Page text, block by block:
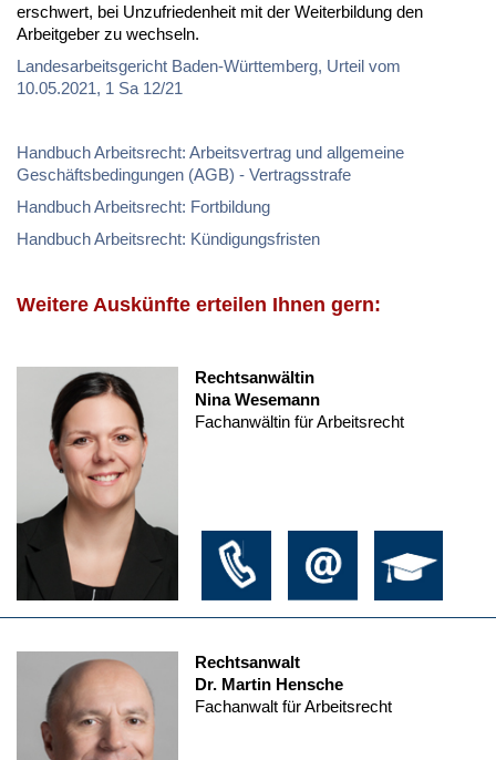
erschwert, bei Unzufriedenheit mit der Weiterbildung den
Arbeitgeber zu wechseln.
Landesarbeitsgericht Baden-Württemberg, Urteil vom
10.05.2021, 1 Sa 12/21
Handbuch Arbeitsrecht: Arbeitsvertrag und allgemeine
Geschäftsbedingungen (AGB) - Vertragsstrafe
Handbuch Arbeitsrecht: Fortbildung
Handbuch Arbeitsrecht: Kündigungsfristen
Weitere Auskünfte erteilen Ihnen gern:
Rechtsanwältin
Nina Wesemann
Fachanwältin für Arbeitsrecht
Rechtsanwalt
Dr. Martin Hensche
Fachanwalt für Arbeitsrecht